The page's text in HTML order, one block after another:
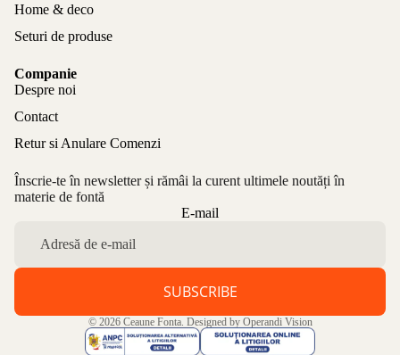
Home & deco
Seturi de produse
Companie
Despre noi
Contact
Retur si Anulare Comenzi
Înscrie-te în newsletter și rămâi la curent ultimele noutăți în
materie de fontă
E-mail
SUBSCRIBE
© 2026 Ceaune Fonta. Designed by Operandi Vision
Politica de confidențialitate
Aviz legal